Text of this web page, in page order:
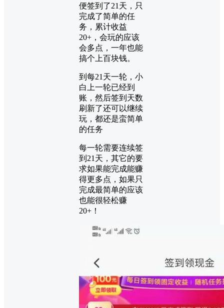
便签到了21天，只
完成了简单的任
务，累计收益
20+，会玩的应该
会多点，一年也能
搞个上百块钱。
到每21天一轮，小
白上一轮已经到
账，然后签到天数
刷新了还可以继续
玩，都还是蛮简单
的任务
每一轮需要连续签
到21天，其它的要
求如果能完成能赚
得更多点，如果只
完成最简单的应该
也能很轻松赚
20+！